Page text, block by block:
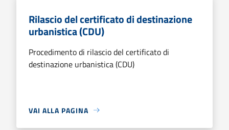
Rilascio del certificato di destinazione
urbanistica (CDU)
Procedimento di rilascio del certificato di
destinazione urbanistica (CDU)
VAI ALLA PAGINA